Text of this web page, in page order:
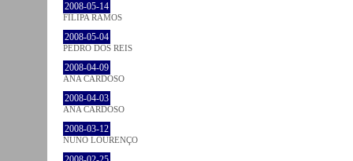
2008-05-14
FILIPA RAMOS
2008-05-04
PEDRO DOS REIS
2008-04-09
ANA CARDOSO
2008-04-03
ANA CARDOSO
2008-03-12
NUNO LOURENÇO